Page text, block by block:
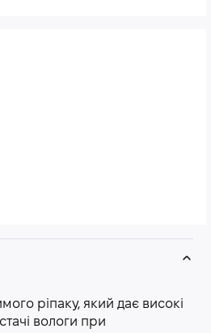
ріпаку, який дає високі
вологи при